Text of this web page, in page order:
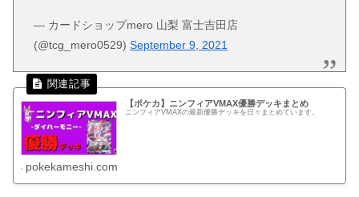
— カードショップmero 山梨 富士吉田店
(@tcg_mero0529)September 9, 2021
【ポケカ】ニンフィアVMAX優勝デッキまとめ
ニンフィアVMAXの最新優勝デッキを日々まとめています。
pokekameshi.com